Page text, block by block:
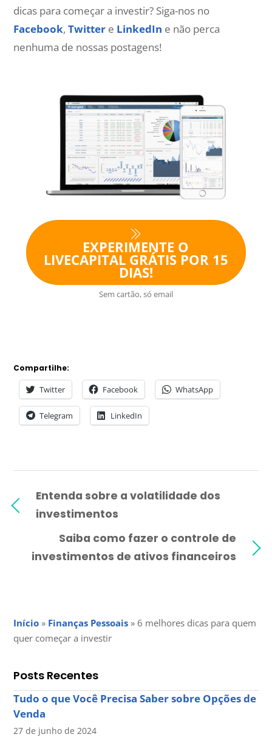
dicas para começar a investir? Siga-nos no
Facebook,Twitter e LinkedIn e não perca
nenhuma de nossas postagens!
EXPERIMENTE O
LIVECAPITAL GRÁTIS POR 15
DIAS!
Sem cartão, só email
Compartilhe:
Twitter Facebook WhatsApp
Telegram LinkedIn
Entenda sobre a volatilidade dos
investimentos
Saiba como fazer o controle de
investimentos de ativos financeiros
Início » Finanças Pessoais » 6 melhores dicas para quem
quer começar a investir
Posts Recentes
Tudo o que Você Precisa Saber sobre Opções de
Venda
27 de junho de 2024